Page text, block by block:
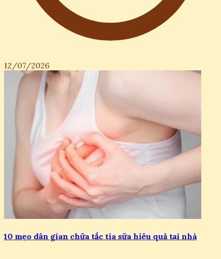
12/07/2026
10 mẹo dân gian chữa tắc tia sữa hiệu quả tại nhà